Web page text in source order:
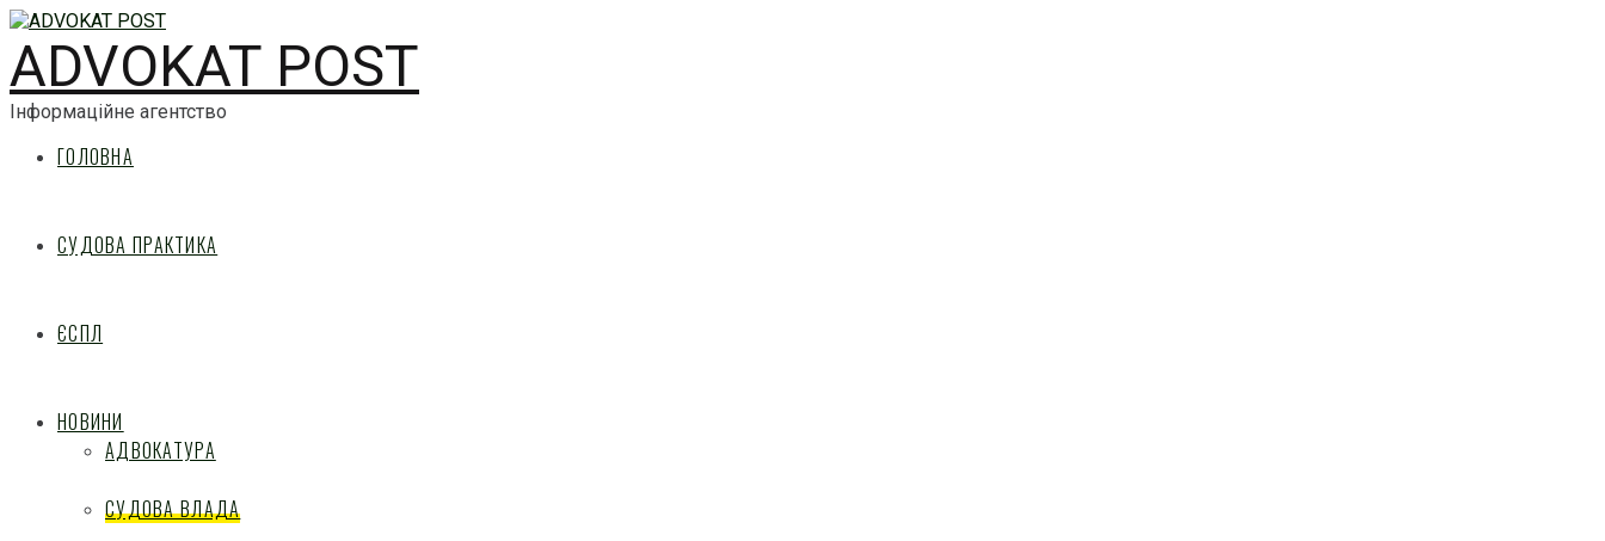
ADVOKAT POST
Інформаційне агентство
ГОЛОВНА
СУДОВА ПРАКТИКА
ЄСПЛ
НОВИНИ
АДВОКАТУРА
СУДОВА ВЛАДА